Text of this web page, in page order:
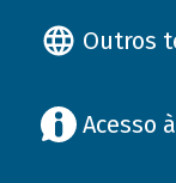
Outros
Acesso